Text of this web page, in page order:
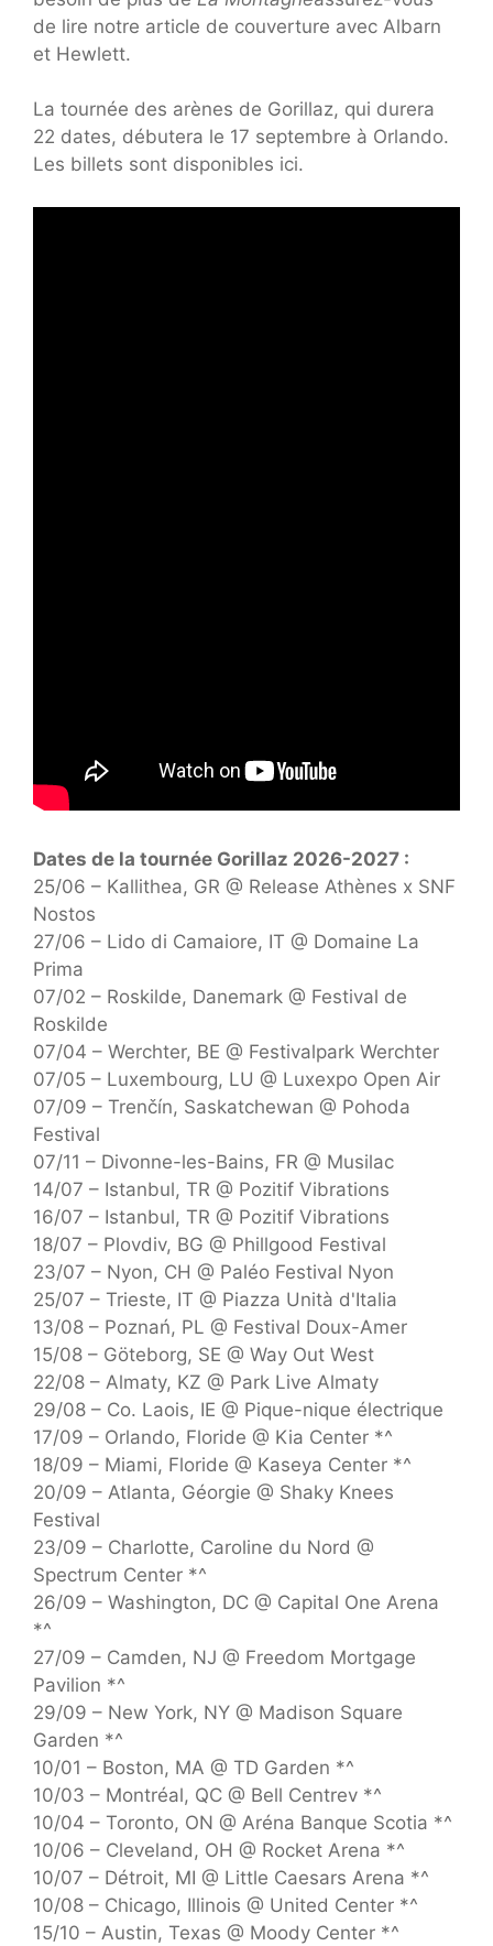
de lire notre article de couverture avec Albarn
et Hewlett.
La tournée des arènes de Gorillaz, qui durera
22 dates, débutera le 17 septembre à Orlando.
Les billets sont disponibles ici.
Dates de la tournée Gorillaz 2026-2027 :
25/06 – Kallithea, GR @ Release Athènes x SNF
Nostos
27/06 – Lido di Camaiore, IT @ Domaine La
Prima
07/02 – Roskilde, Danemark @ Festival de
Roskilde
07/04 – Werchter, BE @ Festivalpark Werchter
07/05 – Luxembourg, LU @ Luxexpo Open Air
07/09 – Trenčín, Saskatchewan @ Pohoda
Festival
07/11 – Divonne-les-Bains, FR @ Musilac
14/07 – Istanbul, TR @ Pozitif Vibrations
16/07 – Istanbul, TR @ Pozitif Vibrations
18/07 – Plovdiv, BG @ Phillgood Festival
23/07 – Nyon, CH @ Paléo Festival Nyon
25/07 – Trieste, IT @ Piazza Unità d'Italia
13/08 – Poznań, PL @ Festival Doux-Amer
15/08 – Göteborg, SE @ Way Out West
22/08 – Almaty, KZ @ Park Live Almaty
29/08 – Co. Laois, IE @ Pique-nique électrique
17/09 – Orlando, Floride @ Kia Center *^
18/09 – Miami, Floride @ Kaseya Center *^
20/09 – Atlanta, Géorgie @ Shaky Knees
Festival
23/09 – Charlotte, Caroline du Nord @
Spectrum Center *^
26/09 – Washington, DC @ Capital One Arena
*^
27/09 – Camden, NJ @ Freedom Mortgage
Pavilion *^
29/09 – New York, NY @ Madison Square
Garden *^
10/01 – Boston, MA @ TD Garden *^
10/03 – Montréal, QC @ Bell Centrev *^
10/04 – Toronto, ON @ Aréna Banque Scotia *^
10/06 – Cleveland, OH @ Rocket Arena *^
10/07 – Détroit, MI @ Little Caesars Arena *^
10/08 – Chicago, Illinois @ United Center *^
15/10 – Austin, Texas @ Moody Center *^